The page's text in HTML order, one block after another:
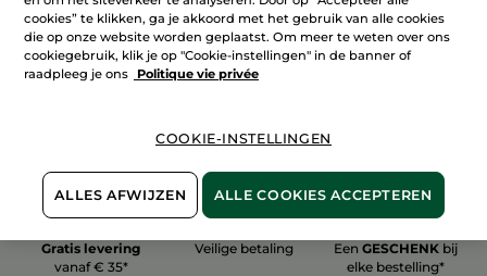
Meer zien
Gratis levering
vanaf € 35*
Veilige betaling EenGESCHENK bij
elke bestelling*
cookies” te klikken, ga je akkoord met het gebruik van alle cookies
die op onze website worden geplaatst. Om meer te weten over ons
cookiegebruik, klik je op "Cookie-instellingen" in de banner of
raadpleeg je ons
Politique vie privée
COOKIE-INSTELLINGEN
ALLES AFWIJZEN ALLE COOKIES ACCEPTEREN